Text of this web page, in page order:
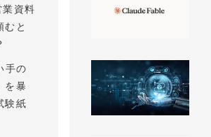
資料
むと
手の
を暴
験紙